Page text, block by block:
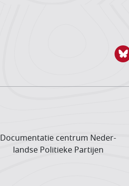
Documentatie centrum Neder­
landse Politieke Partijen